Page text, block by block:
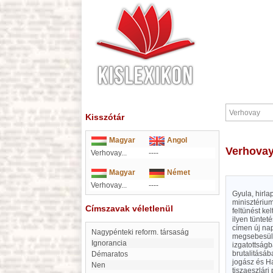
Kisszótár
Magyar
Angol
Verhovay...
----
Magyar
Német
Verhovay...
----
Címszavak véletlenül
Nagypénteki reform. társaság
ignorancia
Démaratos
Nen
Gyula,
feltünést
ilyen
címen új
jogász és
tiszaeszlári